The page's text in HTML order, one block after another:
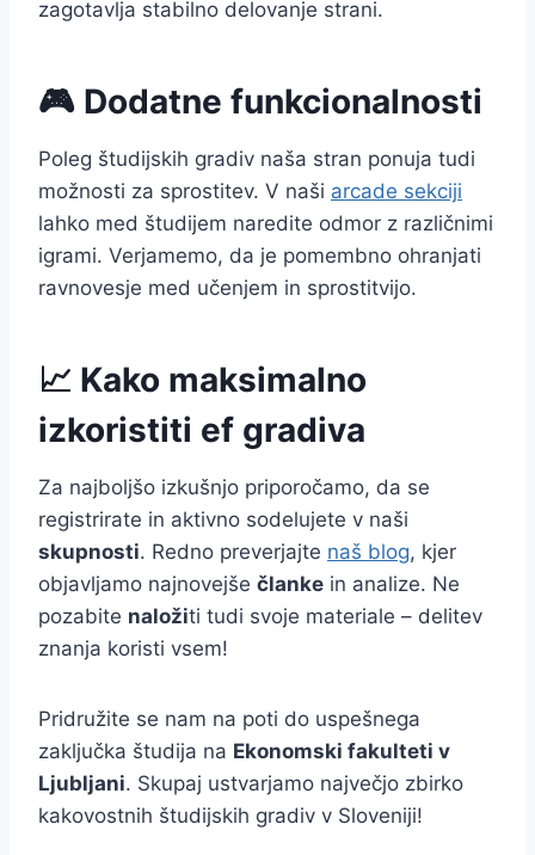
zagotavlja stabilno delovanje strani.
🎮 Dodatne funkcionalnosti
Poleg študijskih gradiv naša stran ponuja tudi
možnosti za sprostitev. V naši arcade sekciji
lahko med študijem naredite odmor z različnimi
igrami. Verjamemo, da je pomembno ohranjati
ravnovesje med učenjem in sprostitvijo.
📈 Kako maksimalno
izkoristiti ef gradiva
Za najboljšo izkušnjo priporočamo, da se
registrirate in aktivno sodelujete v naši
skupnosti. Redno preverjajte naš blog, kjer
objavljamo najnovejše članke in analize. Ne
pozabite naložiti tudi svoje materiale – delitev
znanja koristi vsem!
Pridružite se nam na poti do uspešnega
zaključka študija na Ekonomski fakulteti v
Ljubljani. Skupaj ustvarjamo največjo zbirko
kakovostnih študijskih gradiv v Sloveniji!